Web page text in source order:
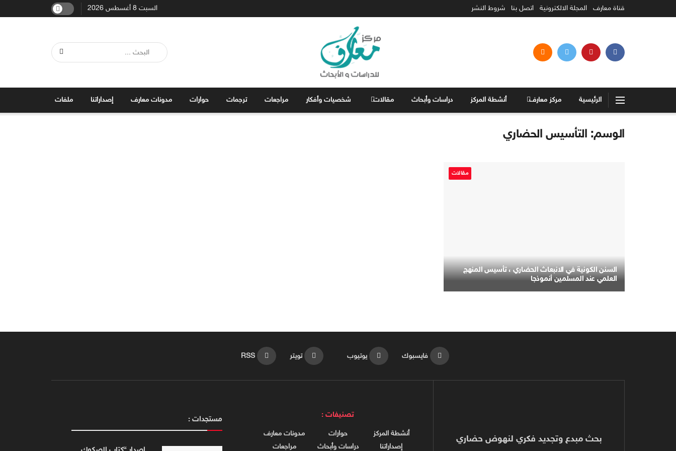
قناة معارف المجلة الالكترونية اتصل بنا شروط النشر السبت 8 أغسطس 2026
الرئيسية مركز معارف أنشطة المركز دراسات وأبحاث مقالات شخصيات وأفكار مراجعات ترجمات حوارات مدونات معارف إصداراتنا ملفات
الوسم: التأسيس الحضاري
مقالات
السنن الكونية في الانبعاث الحضاري ، تأسيس المنهج
العلمي عند المسلمين أنموذجا
فايسبوك يوتيوب تويتر RSS
بحث مبدع وتجديد فكري لنهوض حضاري
تصنيفات :
أنشطة المركز
إصداراتنا
حوارات
دراسات وأبحاث
مدونات معارف
مراجعات
مستجدات :